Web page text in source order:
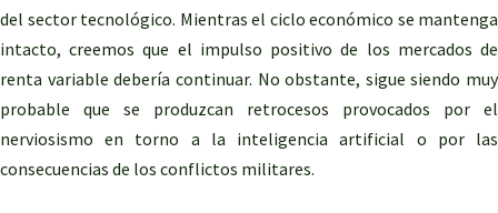
del sector tecnológico. Mientras el ciclo económico se mantenga
intacto, creemos que el impulso positivo de los mercados de
renta variable debería continuar. No obstante, sigue siendo muy
probable que se produzcan retrocesos provocados por el
nerviosismo en torno a la inteligencia artificial o por las
consecuencias de los conflictos militares.